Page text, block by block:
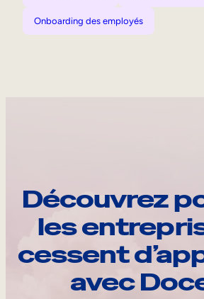
Onboarding des employés
Découvrez
les
cessent
avec